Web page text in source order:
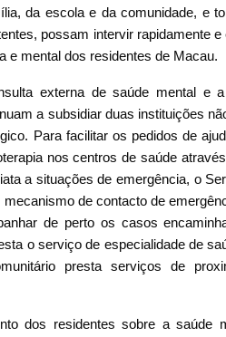
da escola e da comunidade, e
possam intervir rapidamente e
e mental dos residentes de Macau.
externa de saúde mental e
a subsidiar duas instituições
Para facilitar os pedidos de
nos centros de saúde
a situações de emergência, o
de contacto de
de perto os casos
o serviço de especialidade de
presta serviços de
dos residentes sobre a saúde